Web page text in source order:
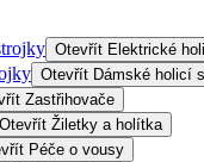
Otevřít Elektrické
Otevřít Dámské holicí
Zastřihovače
Otevřít Žiletky a holítka
Péče o vousy